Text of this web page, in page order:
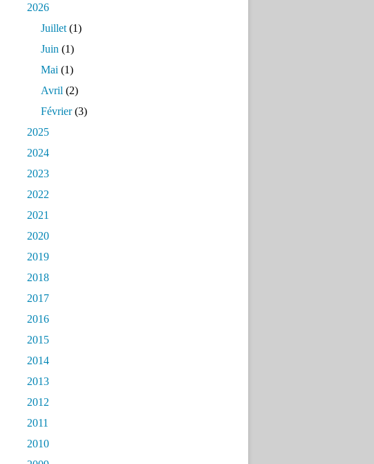
2026
Juillet (1)
Juin (1)
Mai (1)
Avril (2)
Février(3)
2025
2024
2023
2022
2021
2020
2019
2018
2017
2016
2015
2014
2013
2012
2011
2010